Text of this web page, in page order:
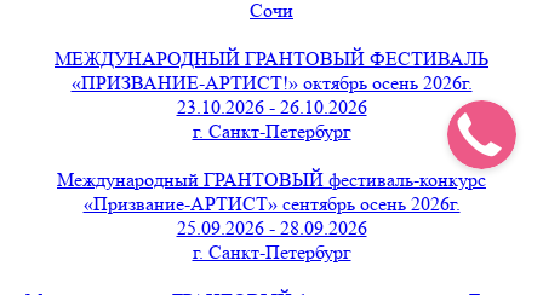
Сочи
МЕЖДУНАРОДНЫЙ ГРАНТОВЫЙ ФЕСТИВАЛЬ
«ПРИЗВАНИЕ-АРТИСТ!» октябрь осень 2026г.
23.10.2026 - 26.10.2026
г. Санкт-Петербург
Международный ГРАНТОВЫЙ фестиваль-конкурс
«Призвание-АРТИСТ» сентябрь осень 2026г.
25.09.2026 - 28.09.2026
г. Санкт-Петербург